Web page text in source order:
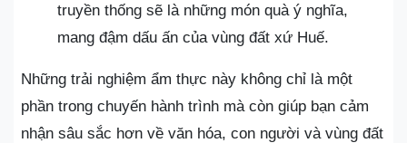
truyền thống sẽ là những món quà ý nghĩa,
mang đậm dấu ấn của vùng đất xứ Huế.
Những trải nghiệm ẩm thực này không chỉ là một
phần trong chuyến hành trình mà còn giúp bạn cảm
nhận sâu sắc hơn về văn hóa, con người và vùng đất